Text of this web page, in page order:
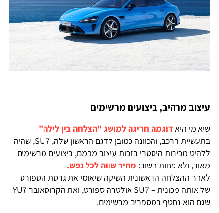
עיצוב מרהיב, ביצועים מרשימים
שיאומי היא דוגמה חריגה למושג "הצלחה בין לילה"
בתעשיית הרכב, והכוונה כמובן לדגם הראשון שלה, SU7, שהיה
ללהיט מכירות היסטרי בזכות עיצוב מהמם, ביצועים מרשימים
מאוד, ולא פחות חשוב: מחיר שווה לכל נפש.
לאחר ההצלחה הראשונית השיקה שיאומי את גרסת הספורט
של אותה מכונית – SU7 אולטרה ספורט, ואת הקרוסאובר YU7
שגם הוא נחטף במספרים מרשימים.